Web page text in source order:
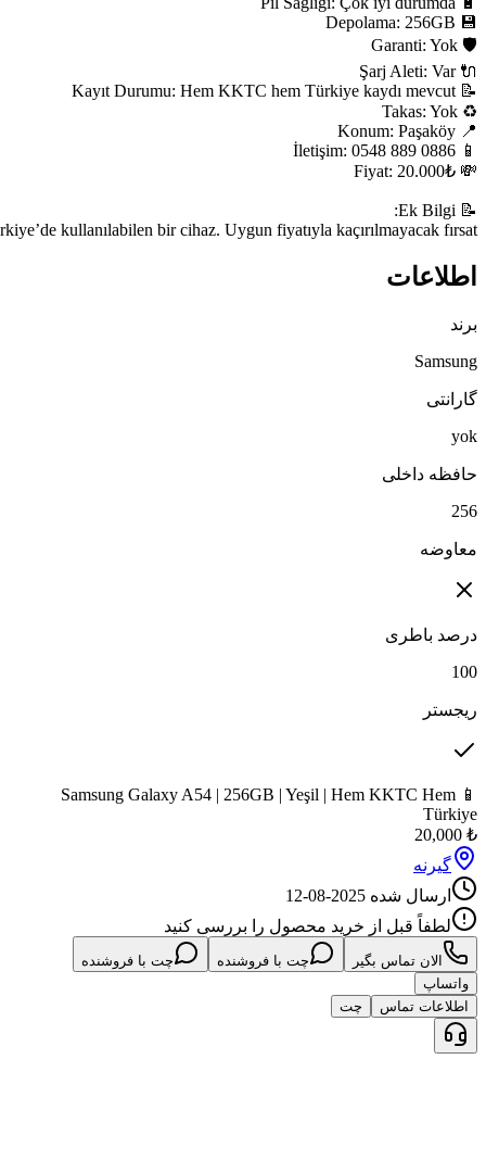
Temiz, yüksek depolama kapasitesine sahip, hem KKTC hem